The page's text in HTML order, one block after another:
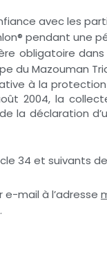
avec les
pendant une
obligatoire
du Mazouman
à la
2004, la
la déclaration
34 et suivants
e-mail à l’adresse